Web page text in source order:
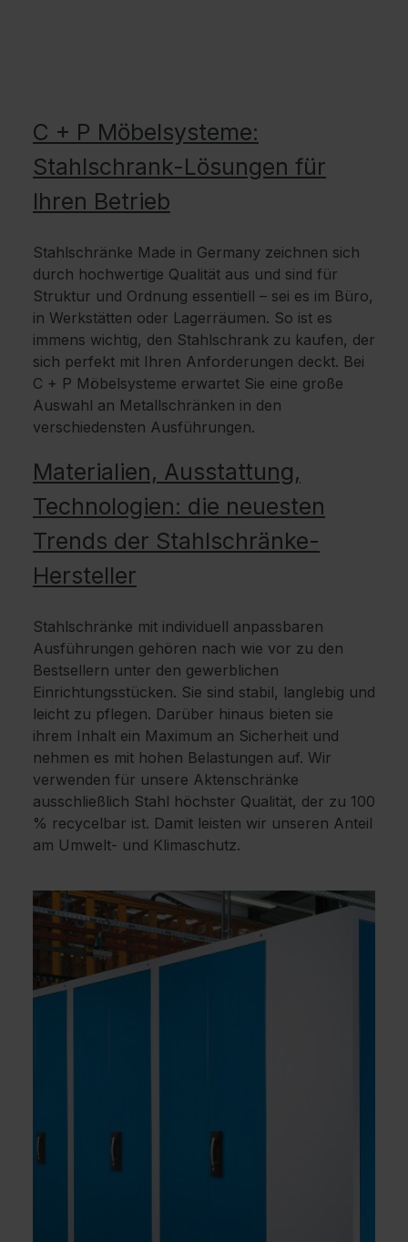
C + P Möbelsysteme:
Stahlschrank-Lösungen für
Ihren Betrieb
Stahlschränke Made in Germany zeichnen sich
durch hochwertige Qualität aus und sind für
Struktur und Ordnung essentiell – sei es im Büro,
in Werkstätten oder Lagerräumen. So ist es
immens wichtig, den Stahlschrank zu kaufen, der
sich perfekt mit Ihren Anforderungen deckt. Bei
C + P Möbelsysteme erwartet Sie eine große
Auswahl an Metallschränken in den
verschiedensten Ausführungen.
Materialien, Ausstattung,
Technologien: die neuesten
Trends der Stahlschränke-
Hersteller
Stahlschränke mit individuell anpassbaren
Ausführungen gehören nach wie vor zu den
Bestsellern unter den gewerblichen
Einrichtungsstücken. Sie sind stabil, langlebig und
leicht zu pflegen. Darüber hinaus bieten sie
ihrem Inhalt ein Maximum an Sicherheit und
nehmen es mit hohen Belastungen auf. Wir
verwenden für unsere Aktenschränke
ausschließlich Stahl höchster Qualität, der zu 100
% recycelbar ist. Damit leisten wir unseren Anteil
am Umwelt- und Klimaschutz.